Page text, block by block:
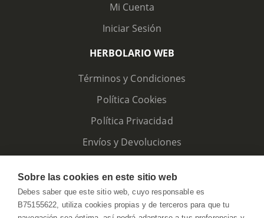
Mi Cuenta
Iniciar Sesión
HERBOLARIO WEB
Términos y Condiciones
Política Cookies
Política Privacidad
Envíos y Devoluciones
Sobre las cookies en este sitio web
Debes saber que este sitio web, cuyo responsable es
B75155622, utiliza cookies propias y de terceros para que tu